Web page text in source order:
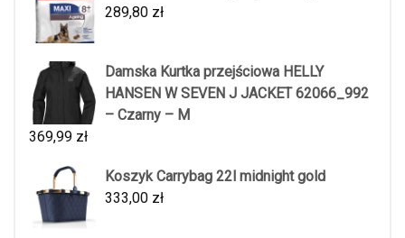
289,80 zł
Damska Kurtka przejściowa HELLY
HANSEN W SEVEN J JACKET 62066_992
– Czarny – M
369,99 zł
Koszyk Carrybag 22l midnight gold
333,00 zł